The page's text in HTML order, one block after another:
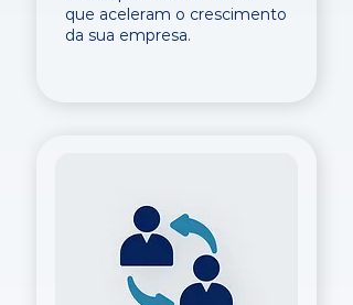
que aceleram o crescimento
da sua empresa.